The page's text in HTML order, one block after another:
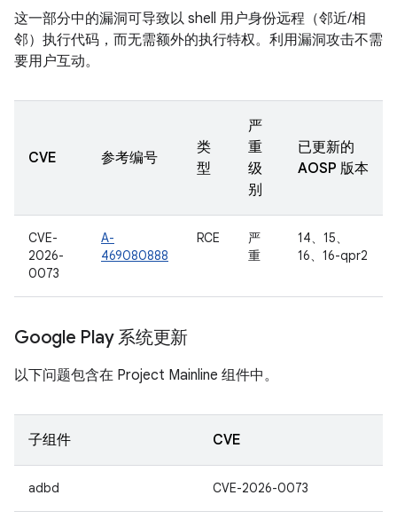
这一部分中的漏洞可导致以 shell 用户身份远程（邻近/相
邻）执行代码，而无需额外的执行特权。利用漏洞攻击不需
要用户互动。
CVE 参考编号
类
型
严
重
级
别
已更新的
AOSP 版本
CVE-
2026-
0073
A-
469080888
RCE
严
重
14、15、
16、16-qpr2
Google Play 系统更新
以下问题包含在 Project Mainline 组件中。
子组件 CVE
adbd CVE-2026-0073